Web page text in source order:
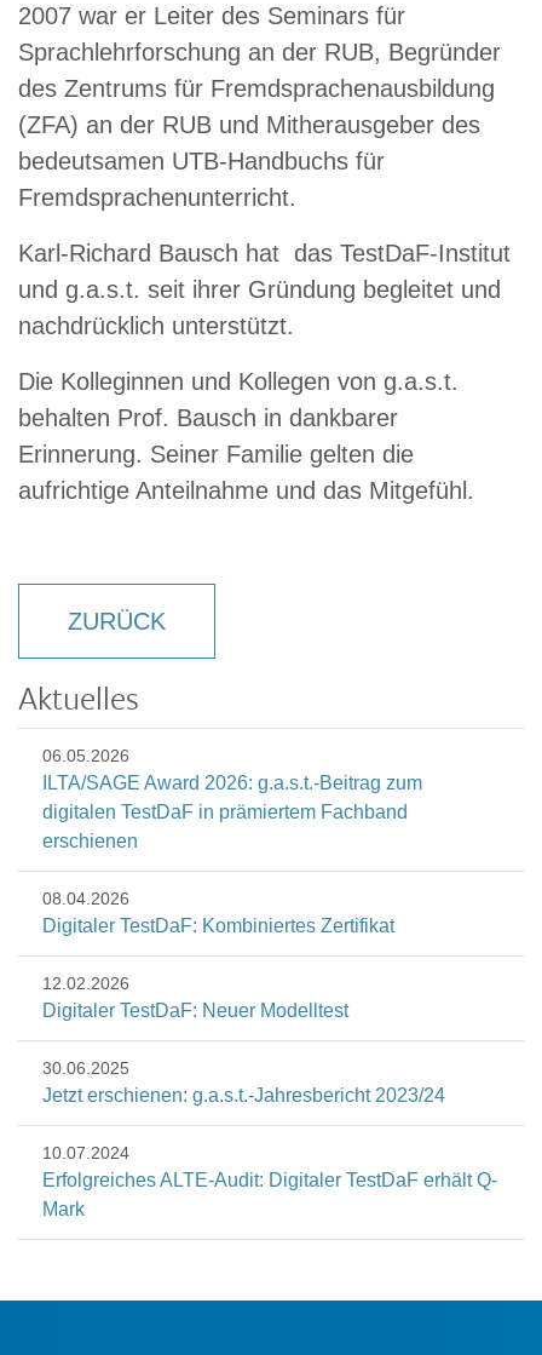
2007 war er Leiter des Seminars für
Sprachlehrforschung an der RUB, Begründer
des Zentrums für Fremdsprachenausbildung
(ZFA) an der RUB und Mitherausgeber des
bedeutsamen UTB-Handbuchs für
Fremdsprachenunterricht.
Karl-Richard Bausch hat das TestDaF-Institut
und g.a.s.t. seit ihrer Gründung begleitet und
nachdrücklich unterstützt.
Die Kolleginnen und Kollegen von g.a.s.t.
behalten Prof. Bausch in dankbarer
Erinnerung. Seiner Familie gelten die
aufrichtige Anteilnahme und das Mitgefühl.
ZURÜCK
Aktuelles
06.05.2026
ILTA/SAGE Award 2026: g.a.s.t.-Beitrag zum
digitalen TestDaF in prämiertem Fachband
erschienen
08.04.2026
Digitaler TestDaF: Kombiniertes Zertifikat
12.02.2026
Digitaler TestDaF: Neuer Modelltest
30.06.2025
Jetzt erschienen: g.a.s.t.-Jahresbericht 2023/24
10.07.2024
Erfolgreiches ALTE-Audit: Digitaler TestDaF erhält Q-
Mark